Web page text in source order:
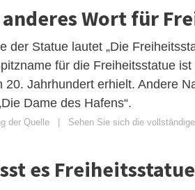
anderes Wort für
der Statue lautet „Die
für die Freiheitsstatue
20. Jahrhundert erhielt. Andere
Dame des Hafens“.
der Quelle Sehen Sie sich die
es